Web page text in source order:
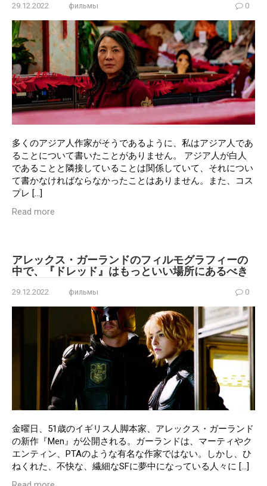
29.12.2022 фильмы 0
多くのアジア人作家がそうであるように、私はアジア人であ
ることについて書いたことがありません。 アジア人が白人
であることと隣接していることは関係していて、それについ
て書かなければならなかったことはありません。また、コス
プレ […]
Read more
アレックス・ガーランドのフィルモグラフィーの
中で、『ドレッド』はもっといい場所にあるべき
29.12.2022 фильмы 0
金曜日、51歳のイギリス人脚本家、アレックス・ガーランド
の新作『Men』が公開される。ガーランドは、マーティやク
エンティン、PTAのような有名な作家ではない。しかし、ひ
ねくれた、不快な、繊細なSFに夢中になっている人々に […]